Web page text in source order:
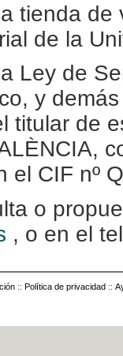
tienda
de la
Ley de
y
titular de
el CIF nº
o
, o en el
:: Política de privacidad ::